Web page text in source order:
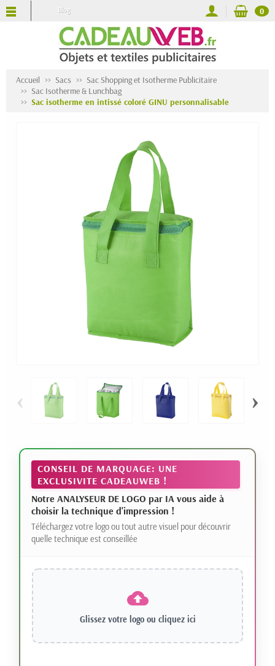
Blog 0
Accueil Sacs
Sac Shopping et Isotherme Publicitaire
Sac Isotherme & Lunchbag
Sac isotherme en intissé coloré GINU personnalisable
‹ ›
CONSEIL DE MARQUAGE: UNE
EXCLUSIVITE CADEAUWEB !
Notre ANALYSEUR DE LOGO par IA vous aide à
choisir la technique d'impression !
Téléchargez votre logo ou tout autre visuel pour découvrir
quelle technique est conseillée
Glissez votre logo ou cliquez ici